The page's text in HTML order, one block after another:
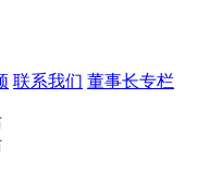
联系我们 董事长专栏